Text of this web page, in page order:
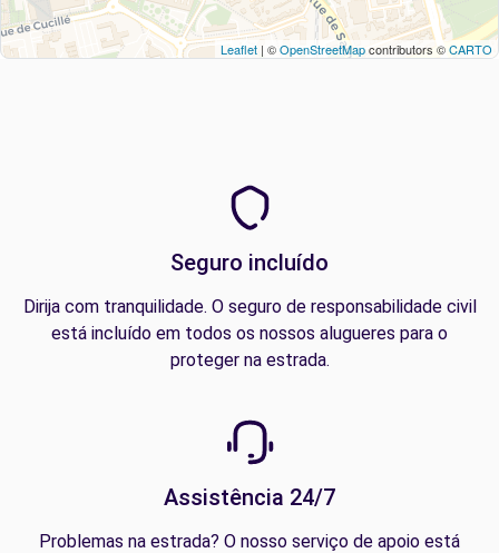
Leaflet | ©OpenStreetMapcontributors ©CARTO
Seguro incluído
Dirija com tranquilidade. O seguro de responsabilidade civil
está incluído em todos os nossos alugueres para o
proteger na estrada.
Assistência 24/7
Problemas na estrada? O nosso serviço de apoio está